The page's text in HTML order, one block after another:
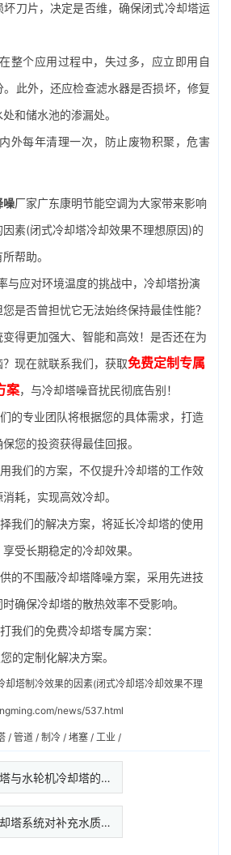
坏刀片，决定是否维，确保闭式冷却塔运
个应用过程中，失过多，应立即用自
此外，还应检查滤水器是否损坏，修复
和储水池的渗漏处。
每年清理一次，防止废物积聚，危害
噪厂家广东康明节能空调为大家带来影响
素(闭式冷却塔冷却效果不理想原因)的
帮助。
应对环境温度的挑战中，冷却塔扮演
是否曾担忧它无法始终保持最佳性能？
得更加强大、智能和高效！是否还在为
现在就联系我们，获取免费定制专属
案，与冷却塔噪音扰民彻底告别！
的专业团队将根据您的具体需求，打造
您的投资获得最佳回报。
我们的方案，不仅提升冷却塔的工作效
耗，实现高效冷却。
我们的解决方案，将延长冷却塔的使用
受长期稳定的冷却效果。
的不围蔽冷却塔降噪方案，采用先进技
确保冷却塔的散热效率不受影响。
我们的免费冷却塔专属方案：
的定制化解决方案。
却塔制冷效果的因素(闭式冷却塔冷却效果不理
news/537.html
/ 管道 / 制冷 / 堵塞 / 工业 /
传统冷却塔与水轮机冷却塔的区别…
密闭式冷却塔系统对补充水质有什